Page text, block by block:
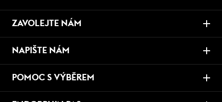
ZAVOLEJTE NÁM
NAPIŠTE NÁM
POMOC S VÝBĚREM